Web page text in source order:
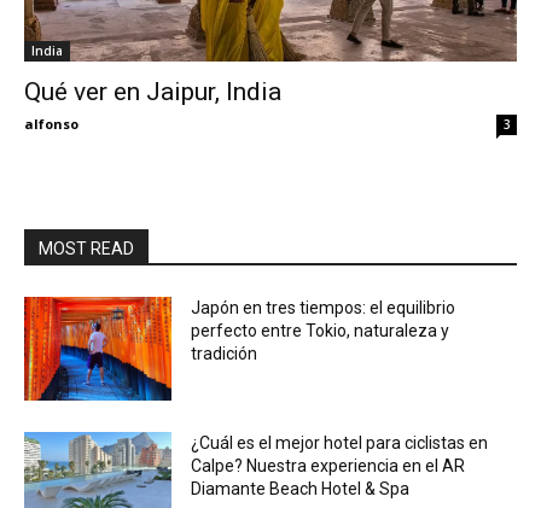
My
India
Qué ver en Jaipur, India
alfonso 3
MOST READ
Japón en tres tiempos: el equilibrio
perfecto entre Tokio, naturaleza y
tradición
¿Cuál es el mejor hotel para ciclistas en
Calpe? Nuestra experiencia en el AR
Diamante Beach Hotel & Spa